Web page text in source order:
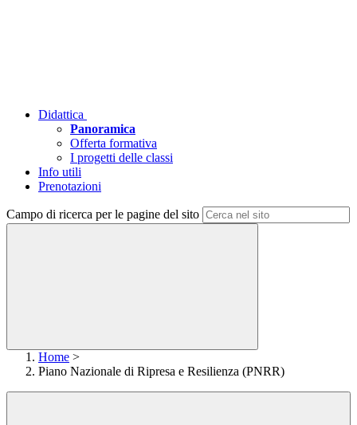
Didattica
Panoramica
Offerta formativa
I progetti delle classi
Info utili
Prenotazioni
Campo di ricerca per le pagine del sito
Home >
Piano Nazionale di Ripresa e Resilienza (PNRR)